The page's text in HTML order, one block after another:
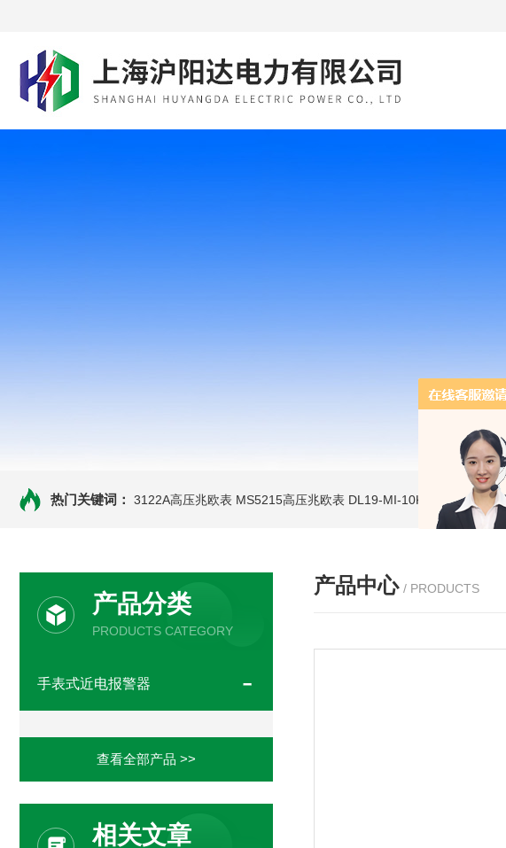
热门关键词： 3122A高压兆欧表 MS5215高压兆欧表 DL19-MI-10KVe 高压兆欧表
产品分类
PRODUCTS CATEGORY
手表式近电报警器
查看全部产品 >>
相关文章
产品中心 / PRODUCTS